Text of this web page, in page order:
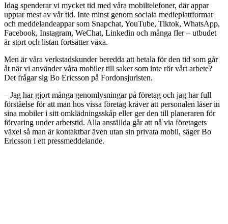
Idag spenderar vi mycket tid med våra mobiltelefoner, där appar
upptar mest av vår tid. Inte minst genom sociala medieplattformar
och meddelandeappar som Snapchat, YouTube, Tiktok, WhatsApp,
Facebook, Instagram, WeChat, Linkedin och många fler – utbudet
är stort och listan fortsätter växa.
Men är våra verkstadskunder beredda att betala för den tid som går
åt när vi använder våra mobiler till saker som inte rör vårt arbete?
Det frågar sig Bo Ericsson på Fordonsjuristen.
– Jag har gjort många genomlysningar på företag och jag har full
förståelse för att man hos vissa företag kräver att personalen låser in
sina mobiler i sitt omklädningsskåp eller ger den till planeraren för
förvaring under arbetstid. Alla anställda går att nå via företagets
växel så man är kontaktbar även utan sin privata mobil, säger Bo
Ericsson i ett pressmeddelande.